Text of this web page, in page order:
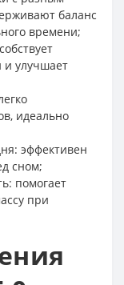
баланс
времени;
улучшает
идеально
эффективен
сном;
помогает
при